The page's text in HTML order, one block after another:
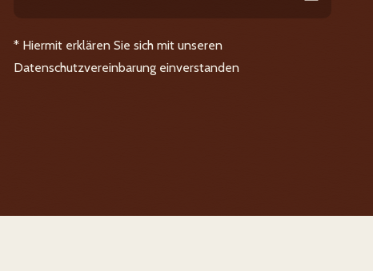
* Hiermit erklären Sie sich mit unseren
Datenschutzvereinbarung einverstanden